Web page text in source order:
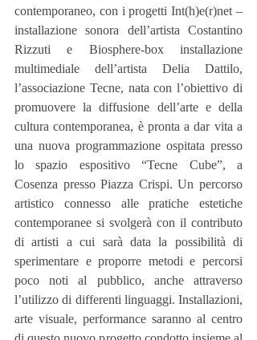
contemporaneo, con i progetti Int(h)e(r)net –
installazione sonora dell’artista Costantino
Rizzuti e Biosphere-box installazione
multimediale dell’artista Delia Dattilo,
l’associazione Tecne, nata con l’obiettivo di
promuovere la diffusione dell’arte e della
cultura contemporanea, è pronta a dar vita a
una nuova programmazione ospitata presso
lo spazio espositivo “Tecne Cube”, a
Cosenza presso Piazza Crispi. Un percorso
artistico connesso alle pratiche estetiche
contemporanee si svolgerà con il contributo
di artisti a cui sarà data la possibilità di
sperimentare e proporre metodi e percorsi
poco noti al pubblico, anche attraverso
l’utilizzo di differenti linguaggi. Installazioni,
arte visuale, performance saranno al centro